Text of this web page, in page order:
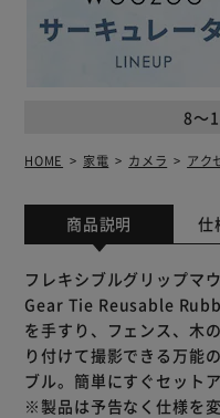
8～
HOME 家電 カメラ アク
商品説明 仕
フレキシブルグリップマ
Gear Tie Reusable
を手すり、フェンス、木
り付けて撮影できる万能
ブル。簡単にすぐセット
※製品は予告なく仕様を